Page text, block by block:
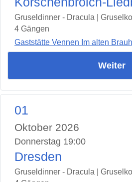
Gruseldinner - Dracula |
4 Gängen
Gaststätte Vennen Im alten
Weiter
01
Oktober 2026
Donnerstag 19:00
Dresden
Gruseldinner - Dracula |